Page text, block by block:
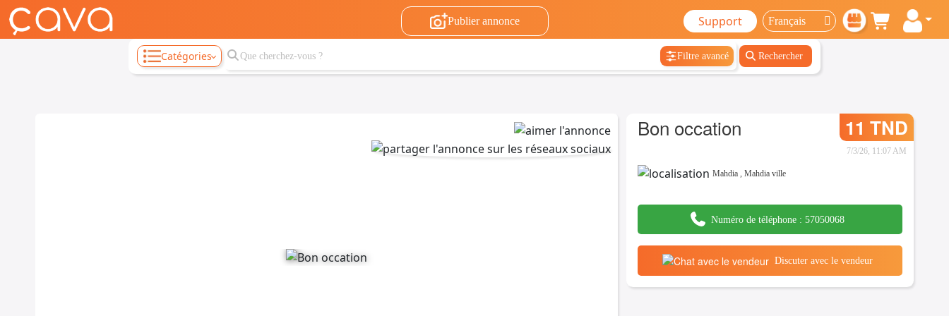
Publier annonce Support
Catégories Filtre avancé Rechercher
Bon occation 11 TND
7/3/26, 11:07 AM
Mahdia ,Mahdia ville
Numéro de téléphone : 57050068
Discuter avec le vendeur